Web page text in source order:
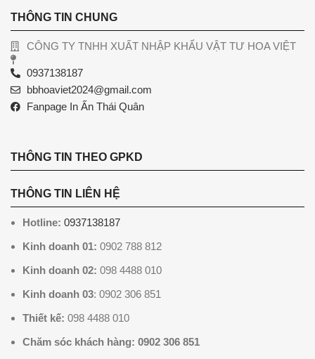
THÔNG TIN CHUNG
CÔNG TY TNHH XUẤT NHẬP KHẨU VẬT TƯ HOA VIỆT
0937138187
bbhoaviet2024@gmail.com
Fanpage In Ấn Thái Quân
THÔNG TIN THEO GPKD
THÔNG TIN LIÊN HỆ
Hotline: 0937138187
Kinh doanh 01: 0902 788 812
Kinh doanh 02: 098 4488 010
Kinh doanh 03: 0902 306 851
Thiết kế: 098 4488 010
Chăm sóc khách hàng: 0902 306 851